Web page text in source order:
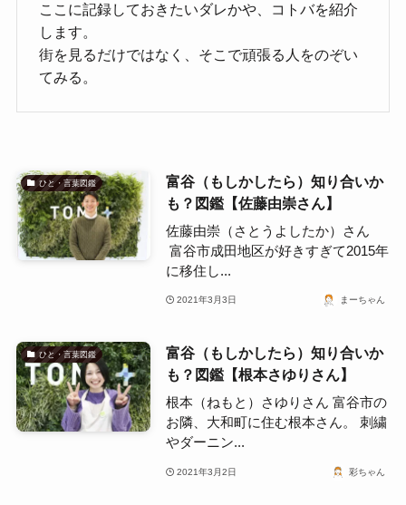
ここに記録しておきたいダレかや、コトバを紹介
します。
街を見るだけではなく、そこで頑張る人をのぞい
てみる。
ひと・言葉図鑑
富谷（もしかしたら）知り合いか
も？図鑑【佐藤由崇さん】
佐藤由崇（さとうよしたか）さん
富谷市成田地区が好きすぎて2015年
に移住し...
2021年3月3日 まーちゃん
ひと・言葉図鑑
富谷（もしかしたら）知り合いか
も？図鑑【根本さゆりさん】
根本（ねもと）さゆりさん 富谷市の
お隣、大和町に住む根本さん。 刺繍
やダーニン...
2021年3月2日 彩ちゃん